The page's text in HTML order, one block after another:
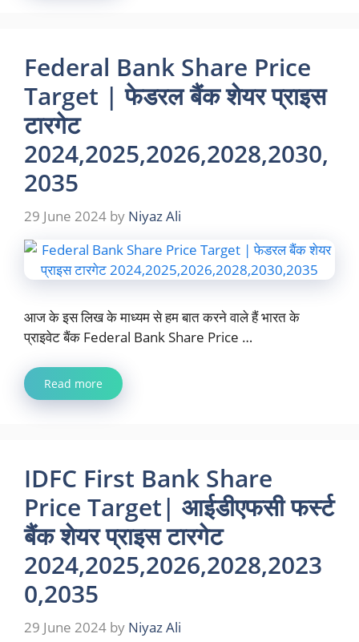
Federal Bank Share Price
Target | फेडरल बैंक शेयर प्राइस
टारगेट
2024,2025,2026,2028,2030,
2035
29 June 2024 by Niyaz Ali
आज के इस लिख के माध्यम से हम बात करने वाले हैं भारत के
प्राइवेट बैंक Federal Bank Share Price …
Read more
IDFC First Bank Share
Price Target| आईडीएफसी फर्स्ट
बैंक शेयर प्राइस टारगेट
2024,2025,2026,2028,2023
0,2035
29 June 2024 by Niyaz Ali